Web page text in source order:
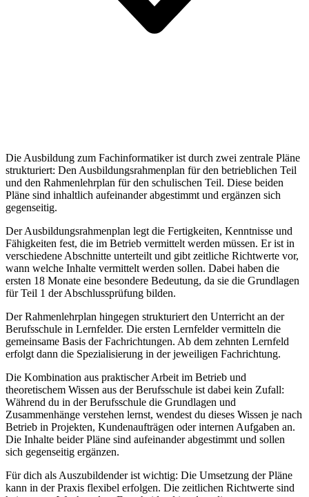
Die Ausbildung zum Fachinformatiker ist durch zwei zentrale Pläne
strukturiert: Den Ausbildungsrahmenplan für den betrieblichen Teil
und den Rahmenlehrplan für den schulischen Teil. Diese beiden
Pläne sind inhaltlich aufeinander abgestimmt und ergänzen sich
gegenseitig.
Der Ausbildungsrahmenplan legt die Fertigkeiten, Kenntnisse und
Fähigkeiten fest, die im Betrieb vermittelt werden müssen. Er ist in
verschiedene Abschnitte unterteilt und gibt zeitliche Richtwerte vor,
wann welche Inhalte vermittelt werden sollen. Dabei haben die
ersten 18 Monate eine besondere Bedeutung, da sie die Grundlagen
für Teil 1 der Abschlussprüfung bilden.
Der Rahmenlehrplan hingegen strukturiert den Unterricht an der
Berufsschule in Lernfelder. Die ersten Lernfelder vermitteln die
gemeinsame Basis der Fachrichtungen. Ab dem zehnten Lernfeld
erfolgt dann die Spezialisierung in der jeweiligen Fachrichtung.
Die Kombination aus praktischer Arbeit im Betrieb und
theoretischem Wissen aus der Berufsschule ist dabei kein Zufall:
Während du in der Berufsschule die Grundlagen und
Zusammenhänge verstehen lernst, wendest du dieses Wissen je nach
Betrieb in Projekten, Kundenaufträgen oder internen Aufgaben an.
Die Inhalte beider Pläne sind aufeinander abgestimmt und sollen
sich gegenseitig ergänzen.
Für dich als Auszubildender ist wichtig: Die Umsetzung der Pläne
kann in der Praxis flexibel erfolgen. Die zeitlichen Richtwerte sind